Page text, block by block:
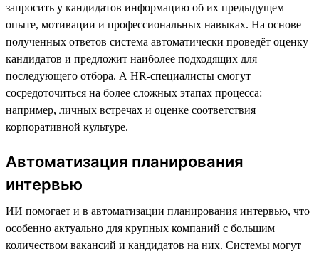
запросить у кандидатов информацию об их предыдущем
опыте, мотивации и профессиональных навыках. На основе
полученных ответов система автоматически проведёт оценку
кандидатов и предложит наиболее подходящих для
последующего отбора. А HR-специалисты смогут
сосредоточиться на более сложных этапах процесса:
например, личных встречах и оценке соответствия
корпоративной культуре.
Автоматизация планирования
интервью
ИИ помогает и в автоматизации планирования интервью, что
особенно актуально для крупных компаний с большим
количеством вакансий и кандидатов на них. Системы могут